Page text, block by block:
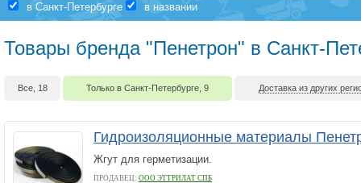
в Санкт-Петербурге в названии
Товары бренда "Пенетрон" в Санкт-
Все, 18 Только в Санкт-Петербурге, 9 Доставка из других
Гидроизоляционные материалы
Жгут для герметизации.
ПРОДАВЕЦ: ООО ЭТТРИЛАТ СПБ